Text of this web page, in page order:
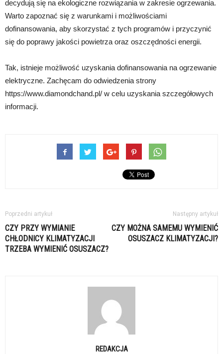
decydują się na ekologiczne rozwiązania w zakresie ogrzewania.
Warto zapoznać się z warunkami i możliwościami
dofinansowania, aby skorzystać z tych programów i przyczynić
się do poprawy jakości powietrza oraz oszczędności energii.
Tak, istnieje możliwość uzyskania dofinansowania na ogrzewanie
elektryczne. Zachęcam do odwiedzenia strony
https://www.diamondchand.pl/ w celu uzyskania szczegółowych
informacji.
Poprzedni artykuł
CZY PRZY WYMIANIE
CHŁODNICY KLIMATYZACJI
TRZEBA WYMIENIĆ OSUSZACZ?
Następny artykuł
CZY MOŻNA SAMEMU WYMIENIĆ
OSUSZACZ KLIMATYZACJI?
REDAKCJA